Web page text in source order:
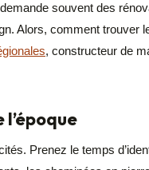
souvent des
Alors, comment trouver
, constructeur de
Prenez le temps